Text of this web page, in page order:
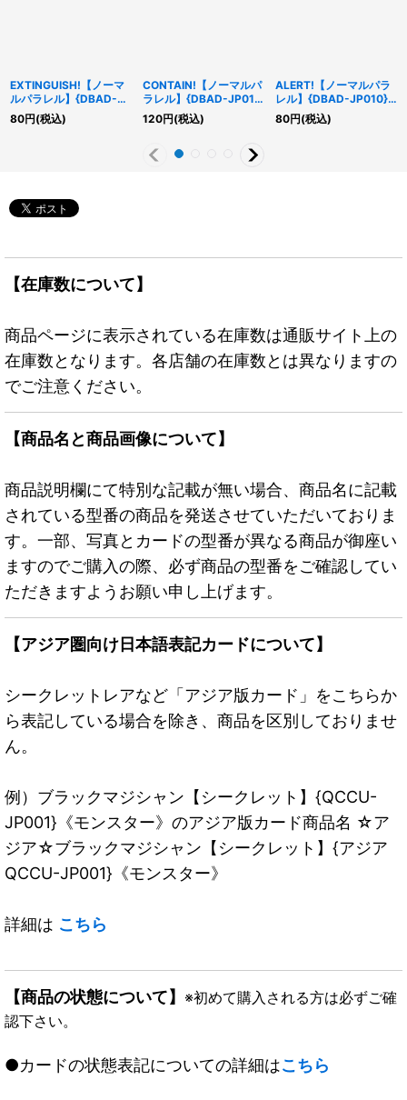
EXTINGUISH!【ノーマ
ルパラレル】{DBAD-
JP012}《罠》
80円(税込)
CONTAIN!【ノーマルパ
ラレル】{DBAD-JP011}
《罠》
120円(税込)
ALERT!【ノーマルパラ
レル】{DBAD-JP010}
《魔法》
80円(税込)
【在庫数について】
商品ページに表示されている在庫数は通販サイト上の
在庫数となります。各店舗の在庫数とは異なりますの
でご注意ください。
【商品名と商品画像について】
商品説明欄にて特別な記載が無い場合、商品名に記載
されている型番の商品を発送させていただいておりま
す。一部、写真とカードの型番が異なる商品が御座い
ますのでご購入の際、必ず商品の型番をご確認してい
ただきますようお願い申し上げます。
【アジア圏向け日本語表記カードについて】
シークレットレアなど「アジア版カード」をこちらか
ら表記している場合を除き、商品を区別しておりませ
ん。
例）ブラックマジシャン【シークレット】{QCCU-
JP001}《モンスター》のアジア版カード商品名 ☆ア
ジア☆ブラックマジシャン【シークレット】{アジア
QCCU-JP001}《モンスター》
詳細は こちら
【商品の状態について】 ※初めて購入される方は必ずご確
認下さい。
●カードの状態表記についての詳細はこちら